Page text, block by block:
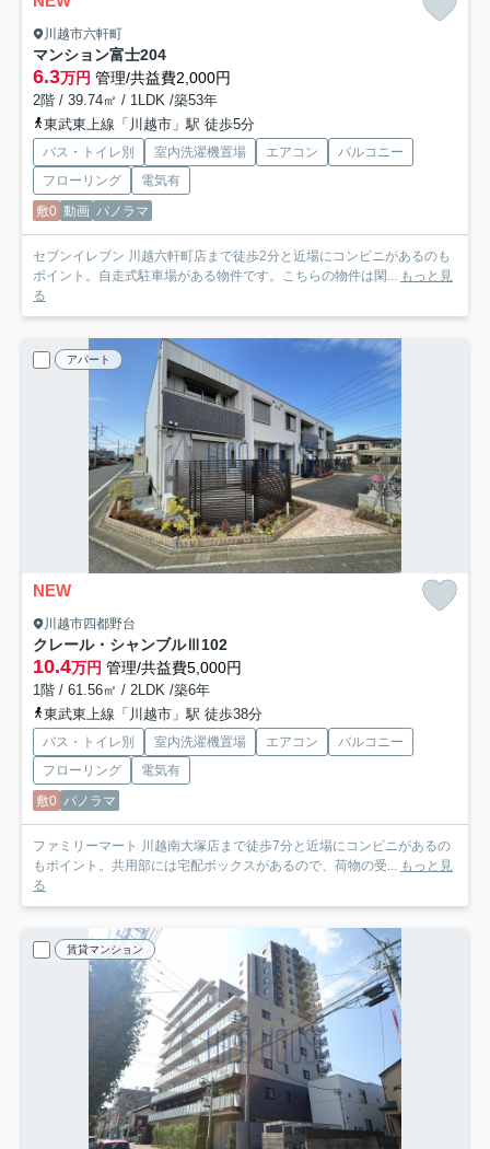
川越市六軒町
マンション富士204
6.3万円 管理/共益費2,000円
2階 / 39.74㎡ / 1LDK /築53年
東武東上線「川越市」駅 徒歩5分
バス・トイレ別 室内洗濯機置場 エアコン
バルコニー
フローリング
電気有
敷0 動画 パノラマ
セブンイレブン 川越六軒町店まで徒歩2分と近場にコンビニがあるのも
ポイント。自走式駐車場がある物件です。こちらの物件は閑... もっと見
る
アパート
NEW
川越市四都野台
クレール・シャンブルⅢ102
10.4万円 管理/共益費5,000円
1階 / 61.56㎡ / 2LDK /築6年
東武東上線「川越市」駅 徒歩38分
バス・トイレ別 室内洗濯機置場 エアコン
バルコニー
フローリング
電気有
敷0 パノラマ
ファミリーマート 川越南大塚店まで徒歩7分と近場にコンビニがあるの
もポイント。共用部には宅配ボックスがあるので、荷物の受... もっと見
る
賃貸マンション